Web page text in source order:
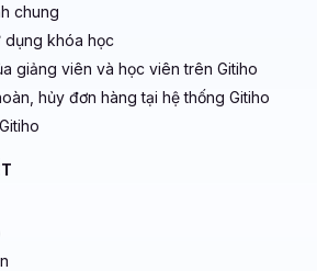
chung
dụng khóa học
giảng viên và học viên trên Gitiho
hủy đơn hàng tại hệ thống Gitiho